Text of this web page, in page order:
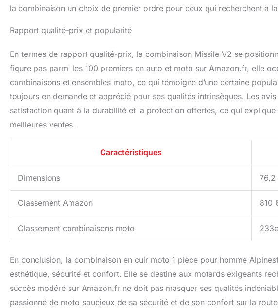
la combinaison un choix de premier ordre pour ceux qui recherchent à
Rapport qualité-prix et popularité
En termes de rapport qualité-prix, la combinaison Missile V2 se
figure pas parmi les 100 premiers en auto et moto sur Amazon.fr, elle
combinaisons et ensembles moto, ce qui témoigne d’une certaine
toujours en demande et apprécié pour ses qualités intrinsèques. Les
satisfaction quant à la durabilité et la protection offertes, ce qui
meilleures ventes.
Caractéristiques
Dimensions
Classement Amazon 810
Classement combinaisons moto 233e
En conclusion, la combinaison en cuir moto 1 pièce pour homme
esthétique, sécurité et confort. Elle se destine aux motards exigeants
succès modéré sur Amazon.fr ne doit pas masquer ses qualités
passionné de moto soucieux de sa sécurité et de son confort sur la